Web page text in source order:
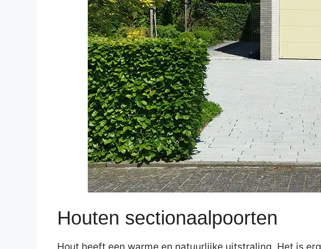
Houten sectionaalpoorten